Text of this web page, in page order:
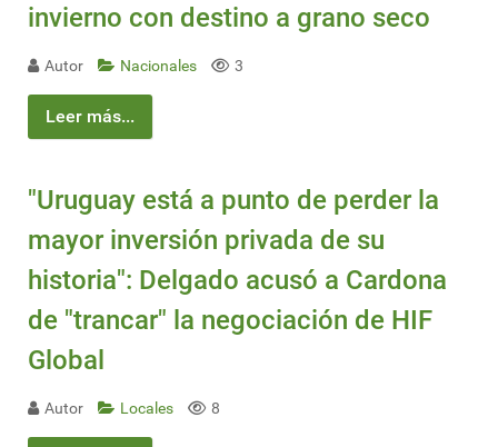
invierno con destino a grano seco
Autor Nacionales 3
Leer más...
"Uruguay está a punto de perder la
mayor inversión privada de su
historia": Delgado acusó a Cardona
de "trancar" la negociación de HIF
Global
Autor Locales 8